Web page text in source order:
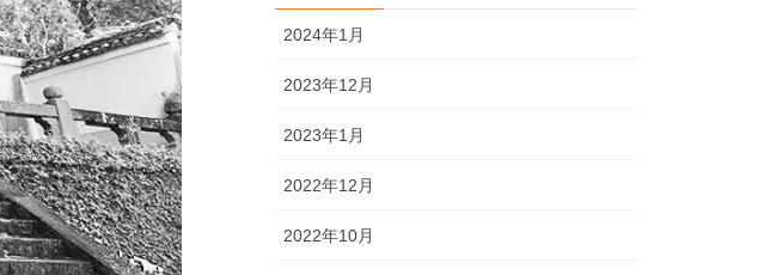
2024年1月
2023年12月
2023年1月
2022年12月
2022年10月